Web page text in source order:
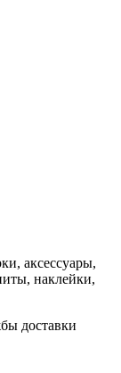
аксессуары,
наклейки,
доставки